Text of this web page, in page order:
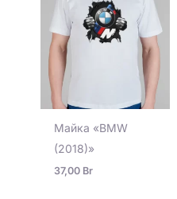
Майка «BMW
(2018)»
37,00 Br